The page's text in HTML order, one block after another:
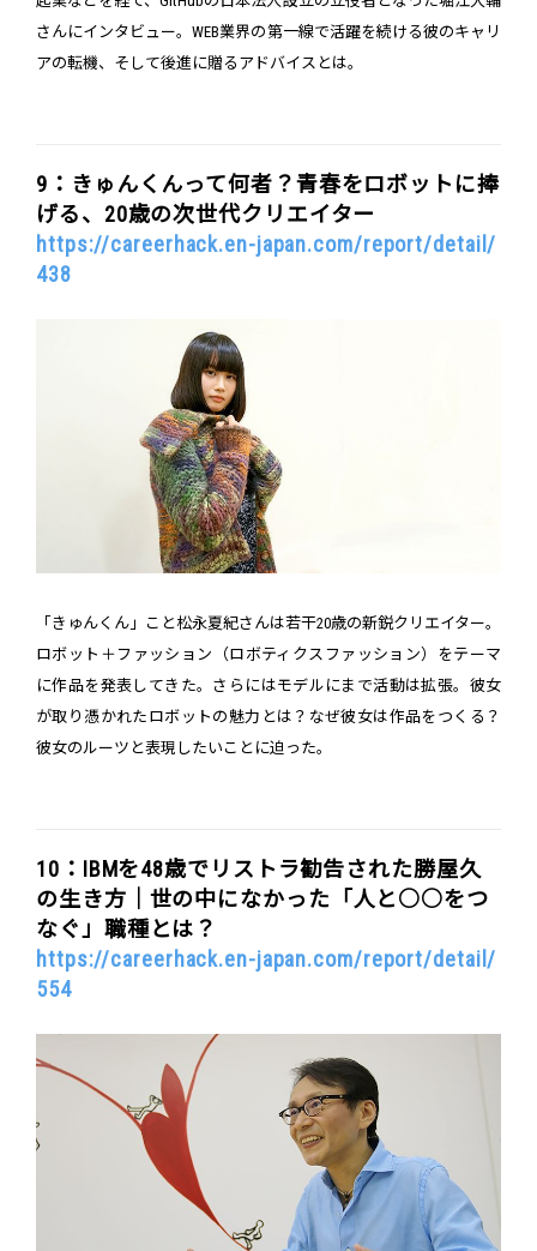
さんにインタビュー。WEB業界の第一線で活躍を続ける彼のキャリ
アの転機、そして後進に贈るアドバイスとは。
9：きゅんくんって何者？青春をロボットに捧
げる、20歳の次世代クリエイター
https://careerhack.en-japan.com/report/detail/
438
「きゅんくん」こと松永夏紀さんは若干20歳の新鋭クリエイター。
ロボット＋ファッション（ロボティクスファッション）をテーマ
に作品を発表してきた。さらにはモデルにまで活動は拡張。彼女
が取り憑かれたロボットの魅力とは？なぜ彼女は作品をつくる？
彼女のルーツと表現したいことに迫った。
10：IBMを48歳でリストラ勧告された勝屋久
の生き方｜世の中になかった「人と○○をつ
なぐ」職種とは？
https://careerhack.en-japan.com/report/detail/
554